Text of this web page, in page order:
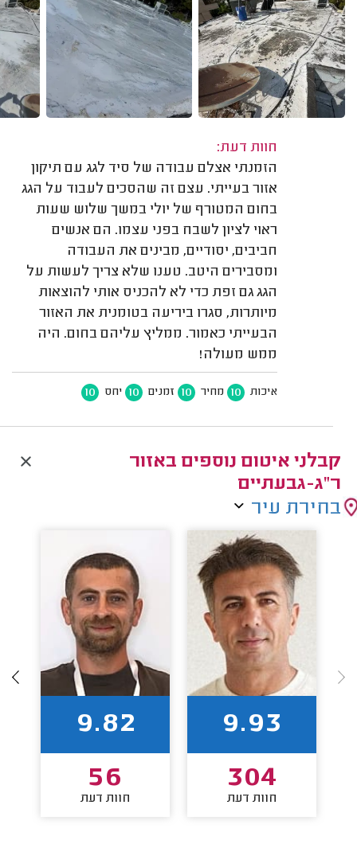
חוות דעת:
הזמנתי אצלם עבודה של סיד לגג עם תיקון
אזור בעייתי. עצם זה שהסכים לעבוד על הגג
בחום המטורף של יולי במשך שלוש שעות
ראוי לציון לשבח בפני עצמו. הם אנשים
חביבים, יסודיים, מבינים את העבודה
ומסבירים היטב. טענו שלא צריך לעשות על
הגג גם זפת כדי לא להכניס אותי להוצאות
מיותרות, סגרו ביריעה בטומנית את האזור
הבעייתי כאמור. ממליץ עליהם בחום. היה
ממש מעולה!
איכות 10 מחיר 10 זמנים 10 יחס 10
קבלני איטום נוספים באזור
ר"ג-גבעתיים
בחירת עיר
9.93
304
חוות דעת
9.82
56
חוות דעת